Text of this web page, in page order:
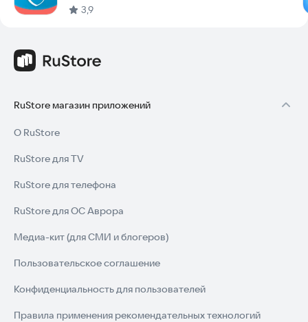
3,9
RuStore магазин приложений
О RuStore
RuStore для TV
RuStore для телефона
RuStore для ОС Аврора
Медиа-кит (для СМИ и блогеров)
Пользовательское соглашение
Конфиденциальность для пользователей
Правила применения рекомендательных технологий